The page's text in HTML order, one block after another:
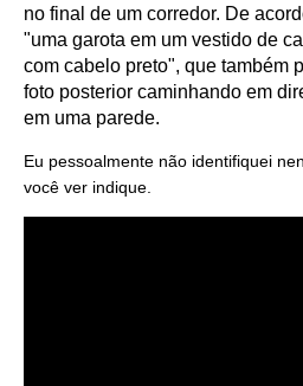
no final de um corredor. De
"uma garota em um vestido de
com cabelo preto", que também
foto posterior caminhando em
em uma parede.
Eu pessoalmente não identifiquei
você ver indique.